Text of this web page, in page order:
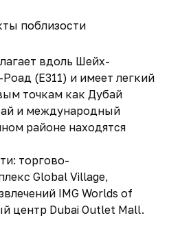
поблизости
вдоль Шейх-
(Е311) и имеет легкий
точкам как Дубай
и международный
районе находятся
торгово-
Global Village,
IMG Worlds of
центр Dubai Outlet Mall.